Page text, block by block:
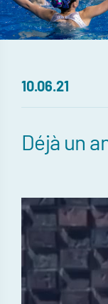
10.06.21
Déjà un
Lecteur
vidéo